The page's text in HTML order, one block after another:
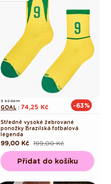
S kódem
GOAL : 74,25 Kč -63%
Středně vysoké žebrované
ponožky Brazilská fotbalová
legenda
Běžná
cena
199,00 Kč
Výprodejová
cena
99,00 Kč
Přidat do košíku